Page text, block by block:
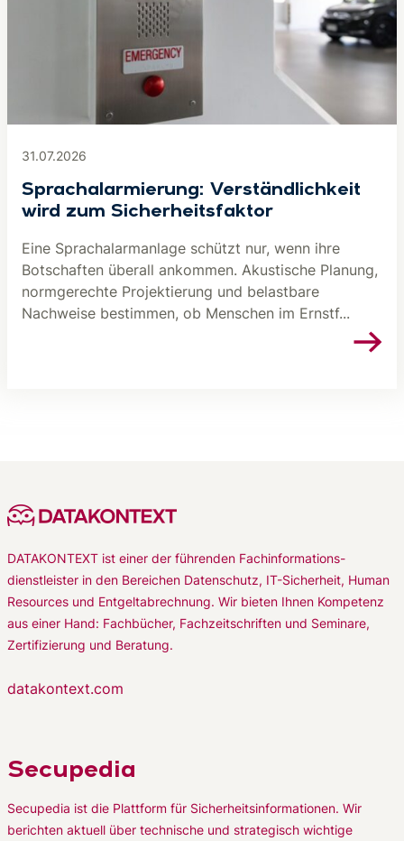
31.07.2026
Sprachalarmierung: Verständlichkeit
wird zum Sicherheitsfaktor
Eine Sprachalarmanlage schützt nur, wenn ihre
Botschaften überall ankommen. Akustische Planung,
normgerechte Projektierung und belastbare
Nachweise bestimmen, ob Menschen im Ernstf...
DATAKONTEXT ist einer der führenden Fachinformations-
dienstleister in den Bereichen Datenschutz, IT-Sicherheit, Human
Resources und Entgeltabrechnung. Wir bieten Ihnen Kompetenz
aus einer Hand: Fachbücher, Fachzeitschriften und Seminare,
Zertifizierung und Beratung.
datakontext.com
Secupedia
Secupedia ist die Plattform für Sicherheitsinformationen. Wir
berichten aktuell über technische und strategisch wichtige